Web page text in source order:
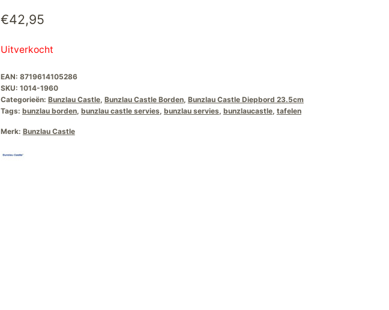
€42,95
Uitverkocht
EAN: 8719614105286
SKU: 1014-1960
Categorieën: Bunzlau Castle, Bunzlau Castle Borden, Bunzlau Castle Diepbord 23.5cm
Tags: bunzlau borden, bunzlau castle servies, bunzlau servies, bunzlaucastle, tafelen
Merk: Bunzlau Castle